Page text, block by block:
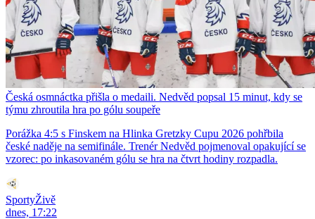
Česká osmnáctka přišla o medaili. Nedvěd popsal 15 minut, kdy se
týmu zhroutila hra po gólu soupeře
Porážka 4:5 s Finskem na Hlinka Gretzky Cupu 2026 pohřbila
české naděje na semifinále. Trenér Nedvěd pojmenoval opakující se
vzorec: po inkasovaném gólu se hra na čtvrt hodiny rozpadla.
SportyŽivě
dnes, 17:22